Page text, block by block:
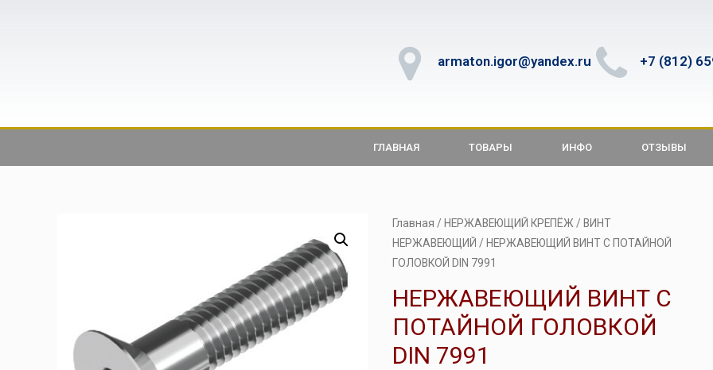
armaton.igor@yandex.ru +7 (812)
ГЛАВНАЯ ТОВАРЫ ИНФО ОТЗЫВЫ
Главная / НЕРЖАВЕЮЩИЙ КРЕПЁЖ / ВИНТ
НЕРЖАВЕЮЩИЙ / НЕРЖАВЕЮЩИЙ ВИНТ С ПОТАЙНОЙ
ГОЛОВКОЙ DIN 7991
НЕРЖАВЕЮЩИЙ ВИНТ С
ПОТАЙНОЙ ГОЛОВКОЙ
DIN 7991